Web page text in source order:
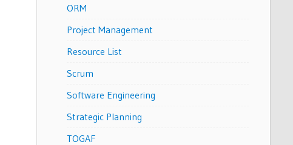
ORM
Project Management
Resource List
Scrum
Software Engineering
Strategic Planning
TOGAF